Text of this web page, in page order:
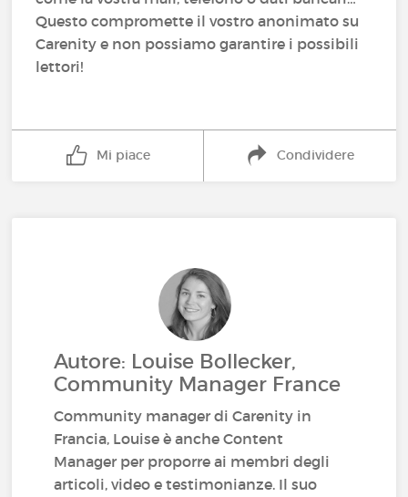
Questo compromette il vostro anonimato su
Carenity e non possiamo garantire i possibili
lettori!
Mi piace Condividere
Autore: Louise Bollecker,
Community Manager France
Community manager di Carenity in
Francia, Louise è anche Content
Manager per proporre ai membri degli
articoli, video e testimonianze. Il suo